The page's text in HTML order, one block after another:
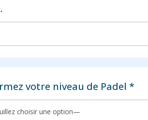
votre niveau de Padel *